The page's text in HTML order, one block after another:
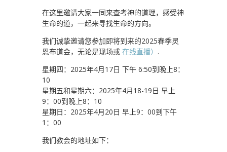
在这里邀请大家一同来查考神的道理，感受神
生命的道，一起来寻找生命的方向。
我们诚挚邀请您参加即将到来的2025春季灵
恩布道会，无论是现场或 在线直播） .
星期四：2025年4月17日 下午 6:50到晚上8：
10
星期五和星期六：2025年4月18-19日 早上
9：00到晚上8：10
星期日：2025年4月20日 早上9：00到下午
1：00
我们教会的地址如下：